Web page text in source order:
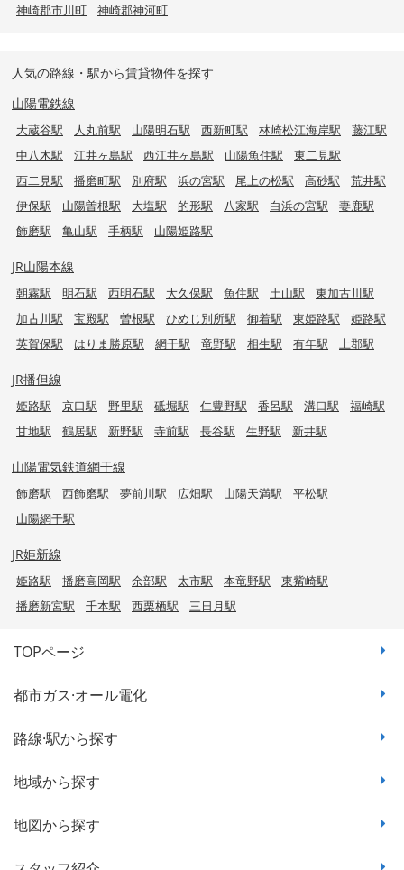
神崎郡市川町
神崎郡神河町
人気の路線・駅から賃貸物件を探す
山陽電鉄線
大蔵谷駅 人丸前駅 山陽明石駅 西新町駅 林崎松江海岸駅
藤江駅
中八木駅
江井ヶ島駅 西江井ヶ島駅 山陽魚住駅
東二見駅
西二見駅
播磨町駅 別府駅 浜の宮駅 尾上の松駅 高砂駅
荒井駅
伊保駅
山陽曽根駅 大塩駅 的形駅 八家駅 白浜の宮駅
妻鹿駅
飾磨駅
亀山駅 手柄駅 山陽姫路駅
JR山陽本線
朝霧駅 明石駅 西明石駅 大久保駅 魚住駅 土山駅
東加古川駅
加古川駅
宝殿駅 曽根駅 ひめじ別所駅 御着駅 東姫路駅
姫路駅
英賀保駅
はりま勝原駅 網干駅 竜野駅 相生駅 有年駅 上郡駅
JR播但線
姫路駅 京口駅 野里駅 砥堀駅 仁豊野駅 香呂駅 溝口駅
福崎駅
甘地駅
鶴居駅 新野駅 寺前駅 長谷駅 生野駅 新井駅
山陽電気鉄道網干線
飾磨駅 西飾磨駅 夢前川駅 広畑駅 山陽天満駅
平松駅
山陽網干駅
JR姫新線
姫路駅 播磨高岡駅 余部駅 太市駅 本竜野駅
東觜崎駅
播磨新宮駅
千本駅 西栗栖駅 三日月駅
TOPページ
都市ガス·オール電化
路線·駅から探す
地域から探す
地図から探す